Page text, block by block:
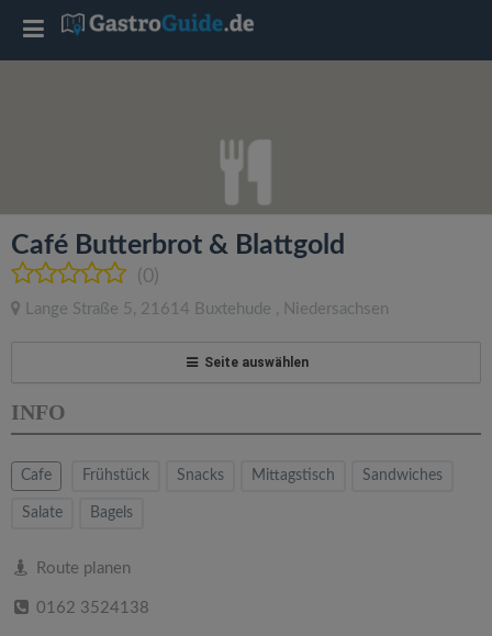
Café Butterbrot & Blattgold
(0)
Lange Straße 5 , 21614 Buxtehude , Niedersachsen
Seite auswählen
INFO
Cafe Frühstück Snacks Mittagstisch Sandwiches
Salate Bagels
Route planen
0162 3524138
T
l
e
a
v
g